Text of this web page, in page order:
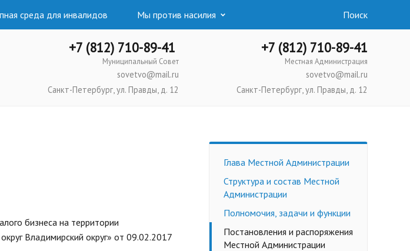
среда для инвалидов Мы против насилия Поиск
+7 (812) 710-89-41
Муниципальный Совет
sovetvo@mail.ru
+7 (812) 710-89-41
Местная Администрация
sovetvo@mail.ru
Санкт-Петербург, ул. Правды, д. 12
Санкт-Петербург, ул. Правды, д. 12
бизнеса на территории
Владимирский округ» от 09.02.2017
Глава Местной Администрации
Структура и состав Местной
Администрации
Полномочия, задачи и функции
Постановления и распоряжения
Местной Администрации